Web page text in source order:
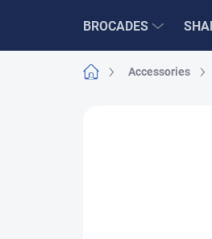
BROCADES
Home Accessories